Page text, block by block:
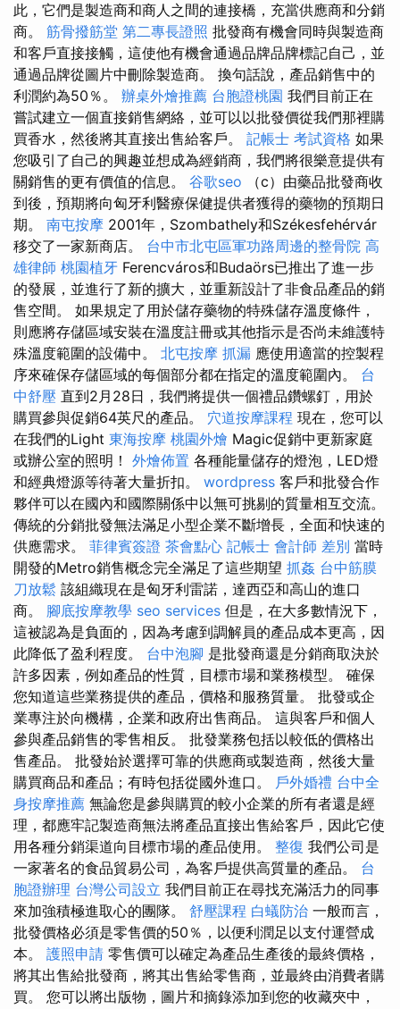
此，它們是製造商和商人之間的連接橋，充當供應商和分銷
商。 筋骨撥筋堂 第二專長證照 批發商有機會同時與製造商
和客戶直接接觸，這使他有機會通過品牌品牌標記自己，並
通過品牌從圖片中刪除製造商。 換句話說，產品銷售中的
利潤約為50％。 辦桌外燴推薦 台胞證桃園 我們目前正在
嘗試建立一個直接銷售網絡，並可以以批發價從我們那裡購
買香水，然後將其直接出售給客戶。 記帳士 考試資格 如果
您吸引了自己的興趣並想成為經銷商，我們將很樂意提供有
關銷售的更有價值的信息。 谷歌seo （c）由藥品批發商收
到後，預期將向匈牙利醫療保健提供者獲得的藥物的預期日
期。 南屯按摩 2001年，Szombathely和Székesfehérvár
移交了一家新商店。 台中市北屯區軍功路周邊的整骨院 高
雄律師 桃園植牙 Ferencváros和Budaörs已推出了進一步
的發展，並進行了新的擴大，並重新設計了非食品產品的銷
售空間。 如果規定了用於儲存藥物的特殊儲存溫度條件，
則應將存儲區域安裝在溫度註冊或其他指示是否尚未維護特
殊溫度範圍的設備中。 北屯按摩 抓漏 應使用適當的控製程
序來確保存儲區域的每個部分都在指定的溫度範圍內。 台
中舒壓 直到2月28日，我們將提供一個禮品鑽螺釘，用於
購買參與促銷64英尺的產品。 穴道按摩課程 現在，您可以
在我們的Light 東海按摩 桃園外燴 Magic促銷中更新家庭
或辦公室的照明！ 外燴佈置 各種能量儲存的燈泡，LED燈
和經典燈源等待著大量折扣。 wordpress 客戶和批發合作
夥伴可以在國內和國際關係中以無可挑剔的質量相互交流。
傳統的分銷批發無法滿足小型企業不斷增長，全面和快速的
供應需求。 菲律賓簽證 茶會點心 記帳士 會計師 差別 當時
開發的Metro銷售概念完全滿足了這些期望 抓姦 台中筋膜
刀放鬆 該組織現在是匈牙利雷諾，達西亞和高山的進口
商。 腳底按摩教學 seo services 但是，在大多數情況下，
這被認為是負面的，因為考慮到調解員的產品成本更高，因
此降低了盈利程度。 台中泡腳 是批發商還是分銷商取決於
許多因素，例如產品的性質，目標市場和業務模型。 確保
您知道這些業務提供的產品，價格和服務質量。 批發或企
業專注於向機構，企業和政府出售商品。 這與客戶和個人
參與產品銷售的零售相反。 批發業務包括以較低的價格出
售產品。 批發始於選擇可靠的供應商或製造商，然後大量
購買商品和產品；有時包括從國外進口。 戶外婚禮 台中全
身按摩推薦 無論您是參與購買的較小企業的所有者還是經
理，都應牢記製造商無法將產品直接出售給客戶，因此它使
用各種分銷渠道向目標市場的產品使用。 整復 我們公司是
一家著名的食品貿易公司，為客戶提供高質量的產品。 台
胞證辦理 台灣公司設立 我們目前正在尋找充滿活力的同事
來加強積極進取心的團隊。 舒壓課程 白蟻防治 一般而言，
批發價格必須是零售價的50％，以便利潤足以支付運營成
本。 護照申請 零售價可以確定為產品生產後的最終價格，
將其出售給批發商，將其出售給零售商，並最終由消費者購
買。 您可以將出版物，圖片和摘錄添加到您的收藏夾中，